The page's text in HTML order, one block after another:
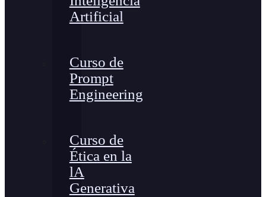
Artificial
Curso de
Prompt
Engineering
Curso de
Ética en la
lA
Generativa